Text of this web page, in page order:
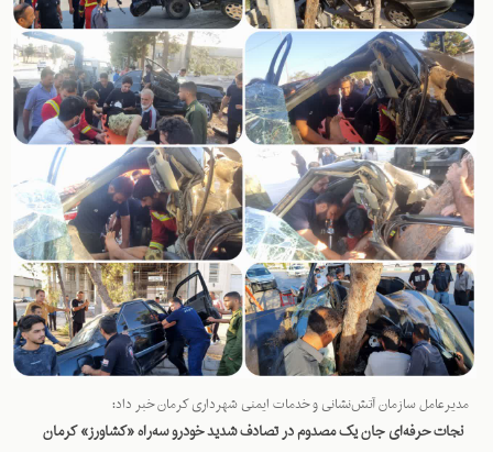
مدیرعامل سازمان آتش‌نشانی و خدمات ایمنی شهرداری کرمان خبر داد:
نجات حرفه‌ای جان یک مصدوم در تصادف شدید خودرو سه‌راه «کشاورز» کرمان